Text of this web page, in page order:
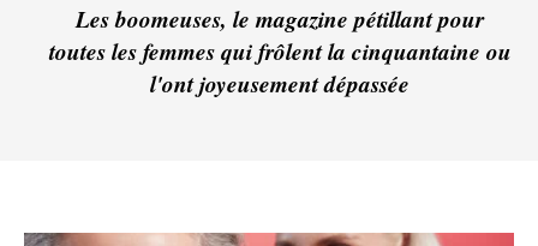
Les boomeuses, le magazine pétillant pour
toutes les femmes qui frôlent la cinquantaine ou
l'ont joyeusement dépassée